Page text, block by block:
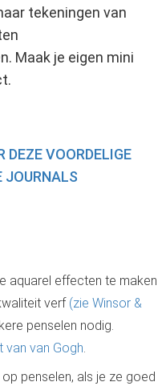
tekeningen van
Maak je eigen mini
DEZE VOORDELIGE
JOURNALS
aquarel effecten te maken
verf (zie Winsor &
penselen nodig.
van van Gogh.
penselen, als je ze goed